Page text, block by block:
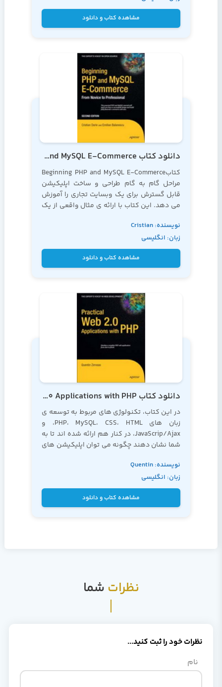
مشاهده کتاب و دانلود
دانلود کتاب Beginning PHP and MySQL E-Commerce
کتابBeginning PHP and MySQL E-Commerce
مراحل گام به گام طراحی و ساخت اپلیکیشن
قابل گسترش برای یک وبسایت تجاری را آموزش
می دهد. این کتاب با ارائه ی مثال واقعی از یک
چگونه می توانید یک کاتالوگ محصولات را ایجاد
و کنترل نمایید
نویسنده: Cristian
Darie و Emilian
زبان: انگلیسی
مشاهده کتاب و دانلود
دانلود کتاب Practical Web 2.0 Applications with PHP
در این کتاب، تکنولوژی های مربوط به توسعه ی
زبان های PHP، MySQL، CSS، HTML، و
JavaScrip/Ajax، در کنار هم ارائه شده اند تا به
شما نشان دهند چگونه می توان اپلیکیشن های
نویسی گرفته تا اجرای نهایی کد، و بدون نیاز به
اصول غیر ضروری دیگر که عمدتا شما را به سمت
عقب سوق می دهند، ایجاد نمود.
نویسنده: Quentin
Zervaas
زبان: انگلیسی
مشاهده کتاب و دانلود
نظرات شما
نظرات خود را ثبت کنید...
نام